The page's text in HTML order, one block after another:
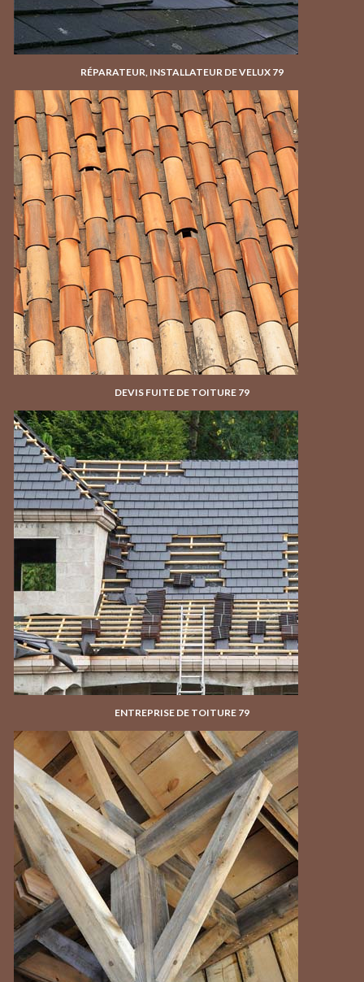
RÉPARATEUR, INSTALLATEUR DE VELUX 79
DEVIS FUITE DE TOITURE 79
ENTREPRISE DE TOITURE 79